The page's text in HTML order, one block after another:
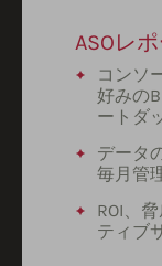
ASOレ
コンソ
好みの
ートダ
データ
毎月管
ROI、
ティブ